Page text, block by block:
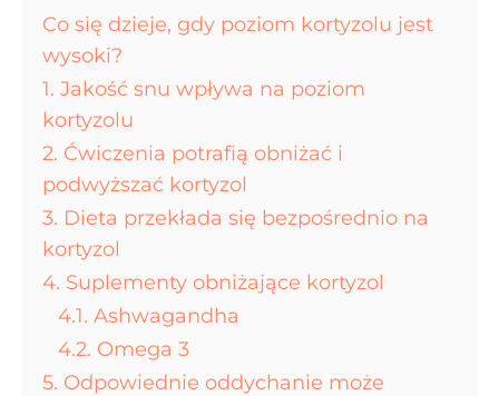
Co się dzieje, gdy poziom kortyzolu jest
wysoki?
1. Jakość snu wpływa na poziom
kortyzolu
2. Ćwiczenia potrafią obniżać i
podwyższać kortyzol
3. Dieta przekłada się bezpośrednio na
kortyzol
4. Suplementy obniżające kortyzol
4.1. Ashwagandha
4.2. Omega 3
5. Odpowiednie oddychanie może